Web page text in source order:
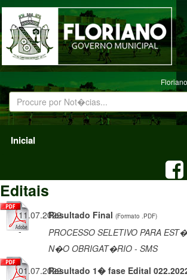
Inicial
Editais
11.07.2022
-
Resultado Final (Formato .PDF)
PROCESSO SELETIVO PARA
N�O OBRIGAT�RIO - SMS
01.07.2022Resultado 1� fase Edital